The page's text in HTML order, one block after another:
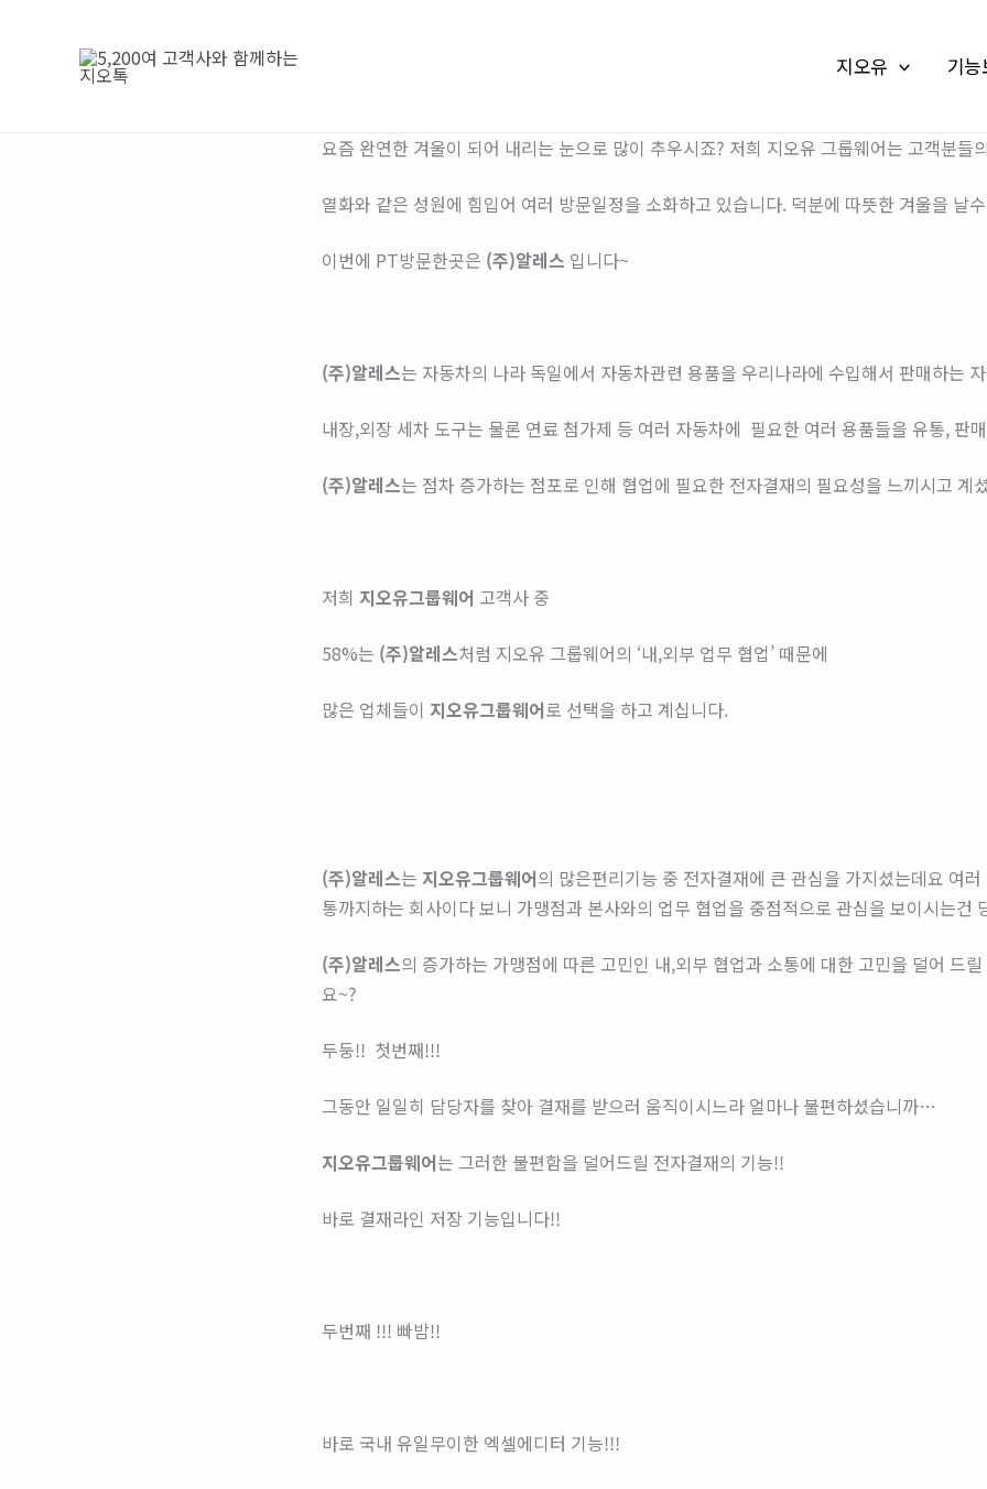
지오유 기
요즘 완연한 겨울이 되어 내리는 눈으로 많이 추우시죠? 저희 지오유 그룹웨어는 고객분들
열화와 같은 성원에 힘입어 여러 방문일정을 소화하고 있습니다. 덕분에 따뜻한 겨울을 날
이번에 PT방문한곳은 (주)알레스 입니다~
(주)알레스는 자동차의 나라 독일에서 자동차관련 용품을 우리나라에 수입해서 판매하는
내장,외장 세차 도구는 물론 연료 첨가제 등 여러 자동차에 필요한 여러 용품들을 유통, 판
(주)알레스는 점차 증가하는 점포로 인해 협업에 필요한 전자결재의 필요성을 느끼시고 계
저희 지오유그룹웨어 고객사 중
58%는 (주)알레스처럼 지오유 그룹웨어의 ‘내,외부 업무 협업’ 때문에
많은 업체들이 지오유그룹웨어로 선택을 하고 계십니다.
(주)알레스는 지오유그룹웨어의 많은편리기능 중 전자결재에 큰 관심을 가지셨는데요 여
통까지하는 회사이다 보니 가맹점과 본사와의 업무 협업을 중점적으로 관심을 보이시는건
(주)알레스의 증가하는 가맹점에 따른 고민인 내,외부 협업과 소통에 대한 고민을 덜어 드
요~?
두둥!! 첫번째!!!
그동안 일일히 담당자를 찾아 결재를 받으러 움직이시느라 얼마나 불편하셨습니까…
지오유그룹웨어는 ​그러한 불편함을 덜어드릴 전자결재의 기능!!
바로 결재라인 저장 기능입니다!!
​두번째 !!! 빠밤!!
바로 국내 유일무이한 엑셀에디터 기능!!!